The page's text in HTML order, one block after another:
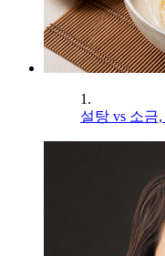
1.
설탕 vs 소금